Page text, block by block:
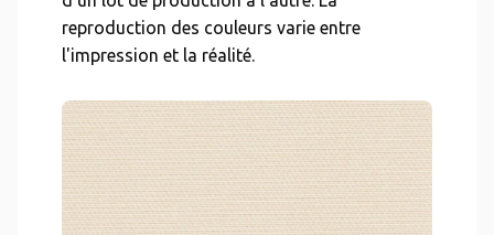
reproduction des couleurs varie entre
l'impression et la réalité.